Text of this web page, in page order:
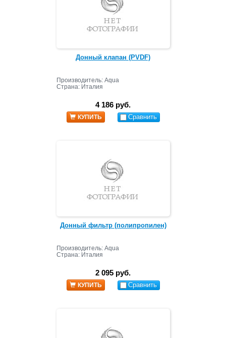
Донный клапан (PVDF)
Производитель: Aqua
Страна: Италия
4 186 руб.
КУПИТЬ Сравнить
Донный фильтр (полипропилен)
Производитель: Aqua
Страна: Италия
2 095 руб.
КУПИТЬ Сравнить